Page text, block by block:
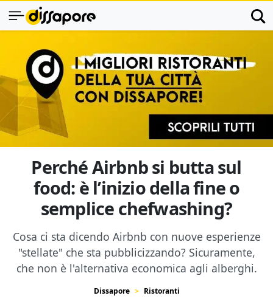
Perché Airbnb si butta sul
food: è l’inizio della fine o
semplice chefwashing?
Cosa ci sta dicendo Airbnb con nuove esperienze
"stellate" che sta pubblicizzando? Sicuramente,
che non è l'alternativa economica agli alberghi.
Dissapore Ristoranti